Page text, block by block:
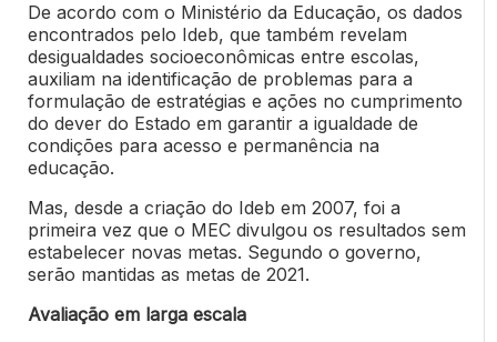
De acordo com o Ministério da Educação, os dados
encontrados pelo Ideb, que também revelam
desigualdades socioeconômicas entre escolas,
auxiliam na identificação de problemas para a
formulação de estratégias e ações no cumprimento
do dever do Estado em garantir a igualdade de
condições para acesso e permanência na
educação.
Mas, desde a criação do Ideb em 2007, foi a
primeira vez que o MEC divulgou os resultados sem
estabelecer novas metas. Segundo o governo,
serão mantidas as metas de 2021.
Avaliação em larga escala